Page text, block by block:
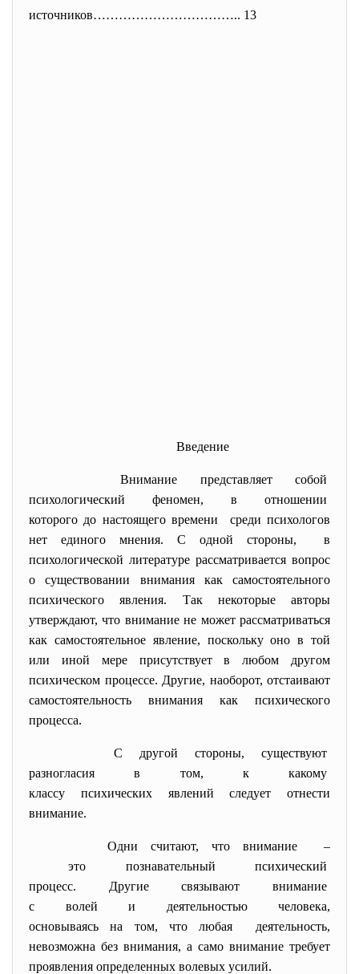
источников…………………………….. 13
Введение
Внимание представляет собой
психологический феномен, в отношении
которого до настоящего времени среди психологов
нет единого мнения. С одной стороны, в
психологической литературе рассматривается вопрос
о существовании внимания как самостоятельного
психического явления. Так некоторые авторы
утверждают, что внимание не может рассматриваться
как самостоятельное явление, поскольку оно в той
или иной мере присутствует в любом другом
психическом процессе. Другие, наоборот, отстаивают
самостоятельность внимания как психического
процесса.
С другой стороны, существуют
разногласия в том, к какому
классу психических явлений следует отнести
внимание.
Одни считают, что внимание –
это познавательный психический
процесс. Другие связывают внимание
с волей и деятельностью человека,
основываясь на том, что любая деятельность,
невозможна без внимания, а само внимание требует
проявления определенных волевых усилий.